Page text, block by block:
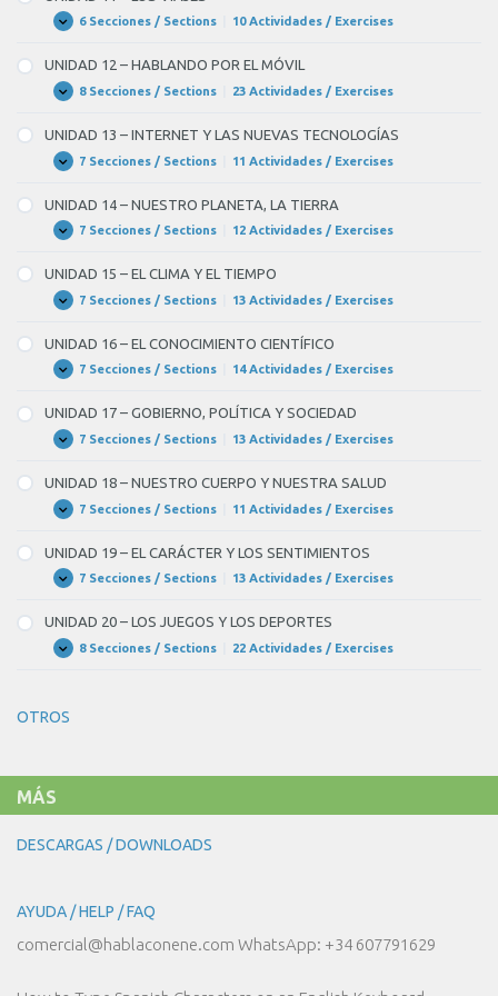
origen,
(haber)
BLANK
8
of
tanta
emigración.
Si
(usar
nosotros)
BLANK
9
11
tantas
bolsas
de
no
(haber)
ambiental.
Si
logramos
el
HACEMOS
TURISMO
Expandir
UNIDAD
–
LOS
VIAJES
6 Secciones / Sections 10 Actividades / Exercises
UNIDAD 12 – HABLANDO POR EL MÓVIL
Expandir
UNIDAD
–
HABLANDO
POR
EL
8 Secciones / Sections 23 Actividades / Exercises
UNIDAD 13 – INTERNET Y LAS NUEVAS TECNOLOGÍAS
Expandir
UNIDAD
–
INTERNET
Y
LAS
TECNOLOGÍAS
7 Secciones / Sections 11 Actividades / Exercises
UNIDAD 14 – NUESTRO PLANETA, LA TIERRA
Expandir
UNIDAD
–
NUESTRO
PLANETA,
LA
7 Secciones / Sections 12 Actividades / Exercises
UNIDAD 15 – EL CLIMA Y EL TIEMPO
Expandir
UNIDAD
–
EL
CLIMA
TIEMPO
7 Secciones / Sections 13 Actividades / Exercises
UNIDAD 16 – EL CONOCIMIENTO CIENTÍFICO
Expandir
UNIDAD
–
EL
CONOCIMIENTO
CIENTÍFICO
7 Secciones / Sections 14 Actividades / Exercises
UNIDAD 17 – GOBIERNO, POLÍTICA Y SOCIEDAD
Expandir
UNIDAD
–
GOBIERNO,
POLÍTICA
Y
7 Secciones / Sections 13 Actividades / Exercises
UNIDAD 18 – NUESTRO CUERPO Y NUESTRA SALUD
Expandir
UNIDAD
–
NUESTRO
CUERPO
Y
SALUD
7 Secciones / Sections 11 Actividades / Exercises
UNIDAD 19 – EL CARÁCTER Y LOS SENTIMIENTOS
Expandir
UNIDAD
–
EL
CARÁCTER
Y
7 Secciones / Sections 13 Actividades / Exercises
UNIDAD 20 – LOS JUEGOS Y LOS DEPORTES
Expandir
UNIDAD
JUEGOS
8 Secciones / Sections 22 Actividades / Exercises
OTROS
MÁS
DESCARGAS / DOWNLOADS
AYUDA / HELP / FAQ
comercial@hablaconene.com WhatsApp: +34 607791629